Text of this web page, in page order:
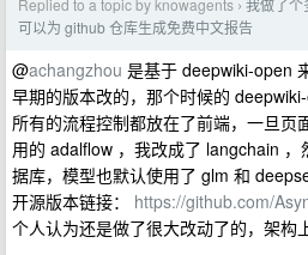
Replied to a topic by knowagents › 我做了个
可以为 github 仓库生成免费中文报告
@achangzhou 是基于 deepwiki-open
早期的版本改的，那个时候的
所有的流程控制都放在了前端，一旦页
用的 adalflow ，我改成了 langchain
据库，模型也默认使用了 glm 和
开源版本链接： https://github.com/
个人认为还是做了很大改动了的，架构